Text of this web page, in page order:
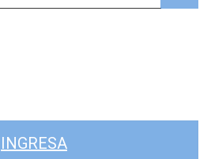
INGRESA